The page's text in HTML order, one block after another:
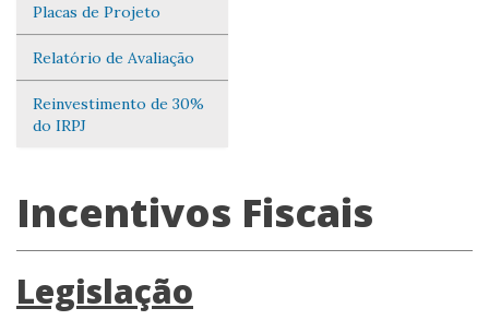
Placas de Projeto
Relatório de Avaliação
Reinvestimento de 30%
do IRPJ
Incentivos Fiscais
Legislação